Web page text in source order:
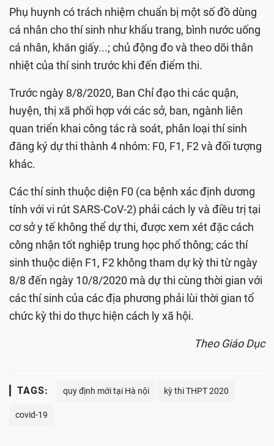
Phụ huynh có trách nhiệm chuẩn bị một số đồ dùng
cá nhân cho thí sinh như khẩu trang, bình nước uống
cá nhân, khăn giấy...; chủ động đo và theo dõi thân
nhiệt của thí sinh trước khi đến điểm thi.
Trước ngày 8/8/2020, Ban Chỉ đạo thi các quận,
huyện, thị xã phối hợp với các sở, ban, ngành liên
quan triển khai công tác rà soát, phân loại thí sinh
đăng ký dự thi thành 4 nhóm: F0, F1, F2 và đối tượng
khác.
Các thí sinh thuộc diện F0 (ca bệnh xác định dương
tính với vi rút SARS-CoV-2) phải cách ly và điều trị tại
cơ sở y tế không thể dự thi, được xem xét đặc cách
công nhận tốt nghiệp trung học phổ thông; các thí
sinh thuộc diện F1, F2 không tham dự kỳ thi từ ngày
8/8 đến ngày 10/8/2020 mà dự thi cùng thời gian với
các thí sinh của các địa phương phải lùi thời gian tổ
chức kỳ thi do thực hiện cách ly xã hội.
Theo Giáo Dục
TAGS: quy định mới tại Hà nội kỳ thi THPT 2020
covid-19